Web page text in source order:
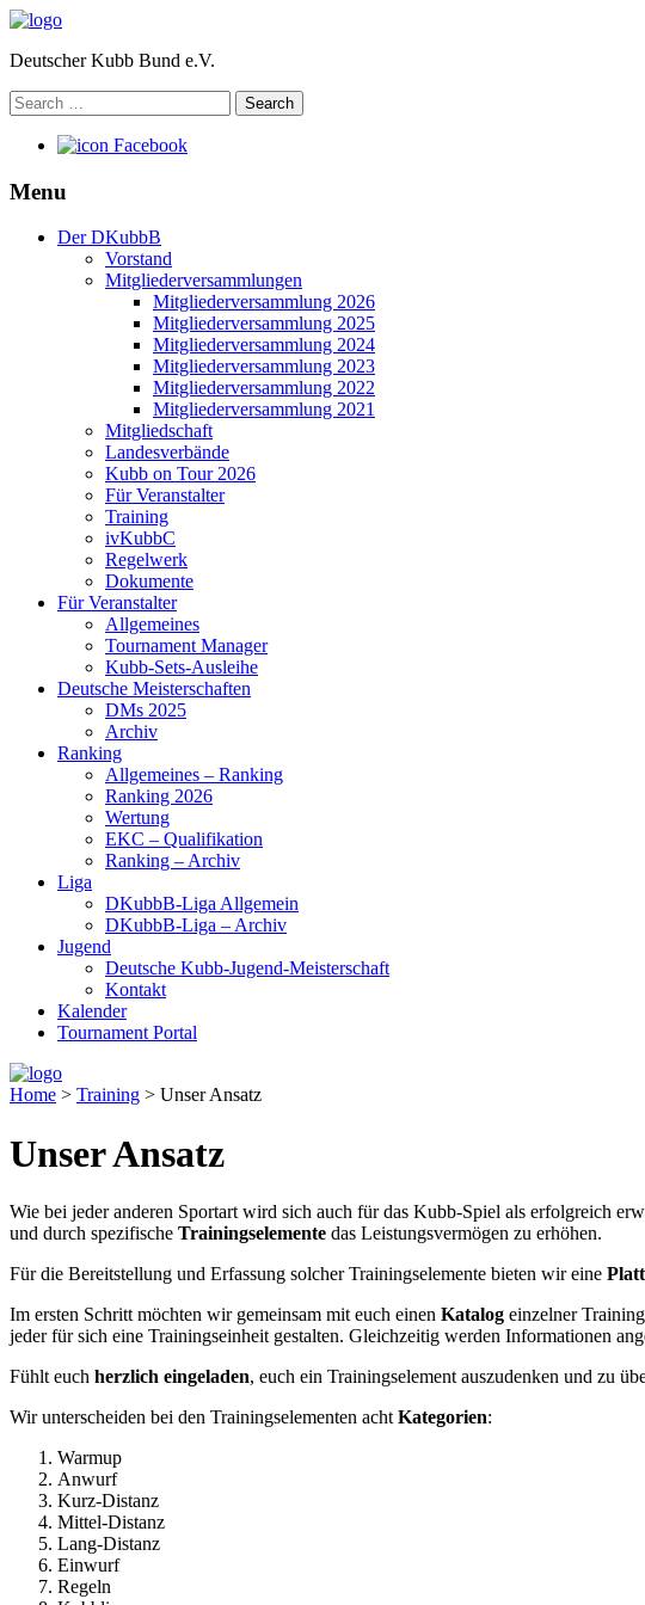
Deutscher Kubb Bund e.V.
Search
for:
Facebook
Menu
Der DKubbB
Vorstand
Mitgliederversammlungen
Mitgliederversammlung 2026
Mitgliederversammlung 2025
Mitgliederversammlung 2024
Mitgliederversammlung 2023
Mitgliederversammlung 2022
Mitgliederversammlung 2021
Mitgliedschaft
Landesverbände
Kubb on Tour 2026
Für Veranstalter
Training
ivKubbC
Regelwerk
Dokumente
Für Veranstalter
Allgemeines
Tournament Manager
Kubb-Sets-Ausleihe
Deutsche Meisterschaften
DMs 2025
Archiv
Ranking
Allgemeines – Ranking
Ranking 2026
Wertung
EKC – Qualifikation
Ranking – Archiv
Liga
DKubbB-Liga Allgemein
DKubbB-Liga – Archiv
Jugend
Deutsche Kubb-Jugend-Meisterschaft
Kontakt
Kalender
Tournament Portal
Home > Training > Unser Ansatz
Unser Ansatz
Wie bei jeder anderen Sportart wird sich auch für das Kubb-Spiel als erfolgreich
und durch spezifische Trainingselemente das Leistungsvermögen zu erhöhen.
Für die Bereitstellung und Erfassung solcher Trainingselemente bieten wir eine
Im ersten Schritt möchten wir gemeinsam mit euch einen Katalog einzelner
jeder für sich eine Trainingseinheit gestalten. Gleichzeitig werden Informationen
Fühlt euch herzlich eingeladen, euch ein Trainingselement auszudenken und zu
Wir unterscheiden bei den Trainingselementen acht Kategorien:
Warmup
Anwurf
Kurz-Distanz
Mittel-Distanz
Lang-Distanz
Einwurf
Regeln